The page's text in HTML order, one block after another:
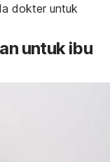
dokter untuk
untuk ibu